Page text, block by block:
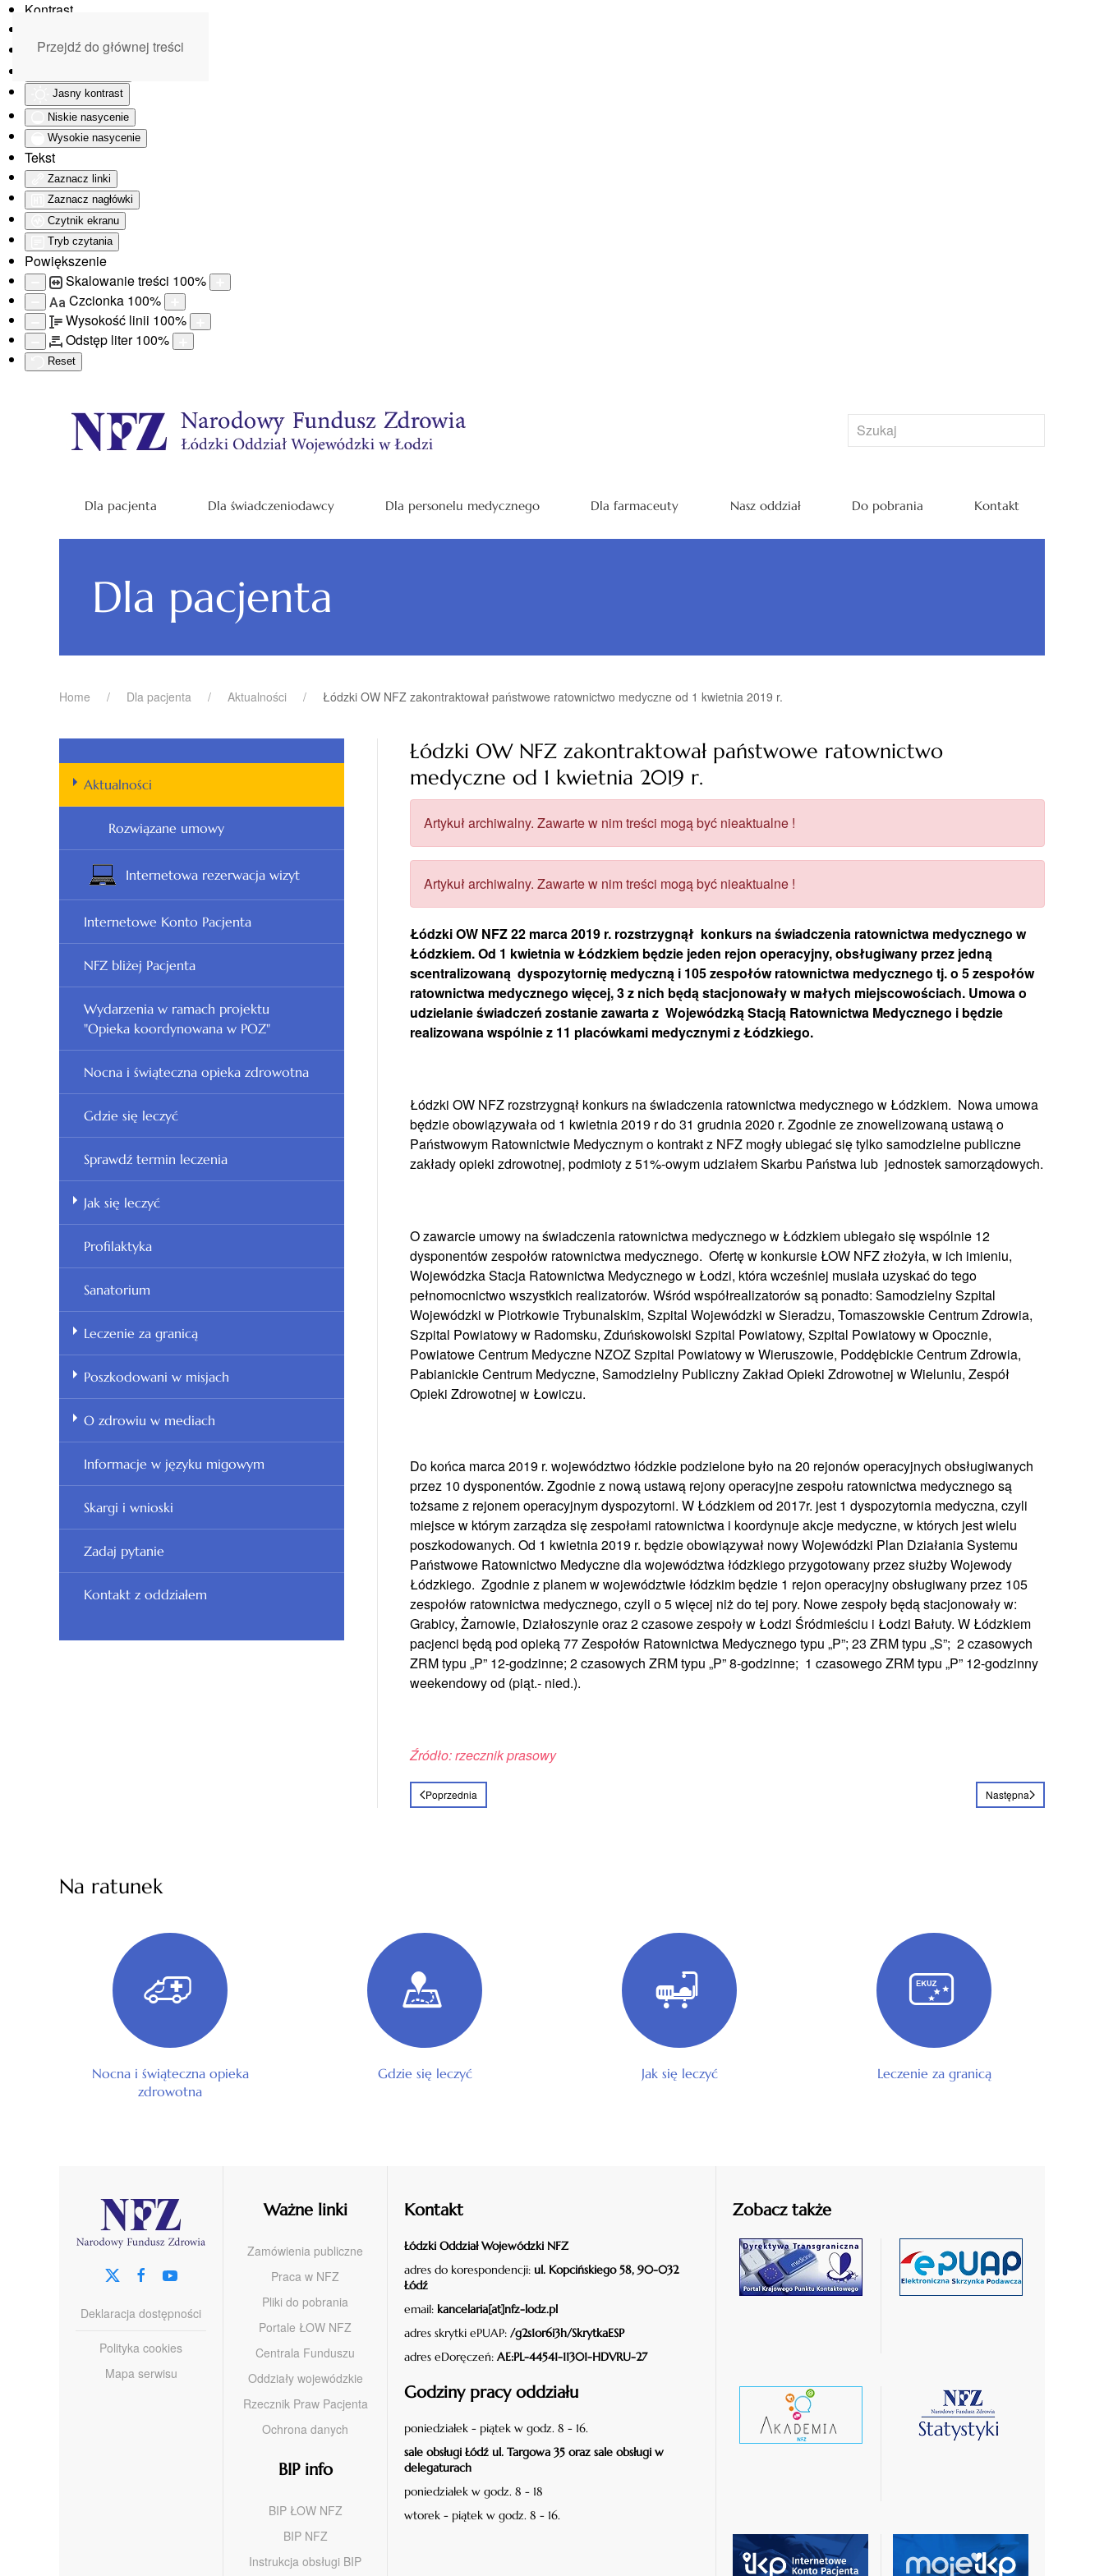
Kontrast
Monochromatyczny
Jasny kontrast
Niskie nasycenie
Wysokie nasycenie
Tekst
Zaznacz linki
Zaznacz nagłówki
Czytnik ekranu
Tryb czytania
Powiększenie
Skalowanie treści 100%
Aa Czcionka 100%
Wysokość linii 100%
Odstęp liter100%
Reset
Przejdź do głównej treści
Dla pacjenta Dla świadczeniodawcy Dla personelu medycznego Dla farmaceuty Nasz oddział Do pobrania Kontakt
Dla pacjenta
Home Dla pacjenta Aktualności Łódzki OW NFZ zakontraktował państwowe ratownictwo medyczne od 1 kwietnia 2019 r.
Łódzki OW NFZ zakontraktował państwowe ratownictwo
medyczne od 1 kwietnia 2019 r.
Artykuł archiwalny. Zawarte w nim treści mogą być nieaktualne !
Artykuł archiwalny. Zawarte w nim treści mogą być nieaktualne !
Łódzki OW NFZ 22 marca 2019 r. rozstrzygnął konkurs na świadczenia ratownictwa medycznego w
Łódzkiem. Od 1 kwietnia w Łódzkiem będzie jeden rejon operacyjny, obsługiwany przez jedną
scentralizowaną dyspozytornię medyczną i 105 zespołów ratownictwa medycznego tj. o 5 zespołów
ratownictwa medycznego więcej, 3 z nich będą stacjonowały w małych miejscowościach. Umowa o
udzielanie świadczeń zostanie zawarta z Wojewódzką Stacją Ratownictwa Medycznego i będzie
realizowana wspólnie z 11 placówkami medycznymi z Łódzkiego.
Łódzki OW NFZ rozstrzygnął konkurs na świadczenia ratownictwa medycznego w Łódzkiem. Nowa umowa
będzie obowiązywała od 1 kwietnia 2019 r do 31 grudnia 2020 r. Zgodnie ze znowelizowaną ustawą o
Państwowym Ratownictwie Medycznym o kontrakt z NFZ mogły ubiegać się tylko samodzielne publiczne
zakłady opieki zdrowotnej, podmioty z 51%-owym udziałem Skarbu Państwa lub jednostek samorządowych.
O zawarcie umowy na świadczenia ratownictwa medycznego w Łódzkiem ubiegało się wspólnie 12
dysponentów zespołów ratownictwa medycznego. Ofertę w konkursie ŁOW NFZ złożyła, w ich imieniu,
Wojewódzka Stacja Ratownictwa Medycznego w Łodzi, która wcześniej musiała uzyskać do tego
pełnomocnictwo wszystkich realizatorów. Wśród współrealizatorów są ponadto: Samodzielny Szpital
Wojewódzki w Piotrkowie Trybunalskim, Szpital Wojewódzki w Sieradzu, ​Tomaszowskie Centrum Zdrowia,
Szpital Powiatowy w Radomsku, Zduńskowolski Szpital Powiatowy, Szpital Powiatowy w Opocznie,
Powiatowe Centrum Medyczne NZOZ Szpital Powiatowy w Wieruszowie, Poddębickie Centrum Zdrowia,
Pabianickie Centrum Medyczne, Samodzielny Publiczny Zakład Opieki Zdrowotnej w Wieluniu, Zespół
Opieki Zdrowotnej w Łowiczu.
Do końca marca 2019 r. województwo łódzkie podzielone było na 20 rejonów operacyjnych obsługiwanych
przez 10 dysponentów. Zgodnie z nową ustawą rejony operacyjne zespołu ratownictwa medycznego są
tożsame z rejonem operacyjnym dyspozytorni. W Łódzkiem od 2017r. jest 1 dyspozytornia medyczna, czyli
miejsce w którym zarządza się zespołami ratownictwa i koordynuje akcje medyczne, w których jest wielu
poszkodowanych. Od 1 kwietnia 2019 r. będzie obowiązywał nowy Wojewódzki Plan Działania Systemu
Państwowe Ratownictwo Medyczne dla województwa łódzkiego przygotowany przez służby Wojewody
Łódzkiego. Zgodnie z planem w województwie łódzkim będzie 1 rejon operacyjny obsługiwany przez 105
zespołów ratownictwa medycznego, czyli o 5 więcej niż do tej pory. Nowe zespoły będą stacjonowały w:
Grabicy, Żarnowie, Działoszynie oraz 2 czasowe zespoły w Łodzi Śródmieściu i Łodzi Bałuty. W Łódzkiem
pacjenci będą pod opieką 77 Zespołów Ratownictwa Medycznego typu „P”; 23 ZRM typu „S”; 2 czasowych
ZRM typu „P” 12-godzinne; 2 czasowych ZRM typu „P” 8-godzinne; 1 czasowego ZRM typu „P” 12-godzinny
weekendowy od (piąt.- nied.).
Źródło: rzecznik prasowy
Poprzednia Następna
Aktualności
Rozwiązane umowy
Internetowa rezerwacja wizyt
Internetowe Konto Pacjenta
NFZ bliżej Pacjenta
Wydarzenia w ramach projektu
"Opieka koordynowana w POZ"
Nocna i świąteczna opieka zdrowotna
Gdzie się leczyć
Sprawdź termin leczenia
Jak się leczyć
Profilaktyka
Sanatorium
Leczenie za granicą
Poszkodowani w misjach
O zdrowiu w mediach
Informacje w języku migowym
Skargi i wnioski
Zadaj pytanie
Kontakt z oddziałem
Na ratunek
Nocna i świąteczna opieka
zdrowotna
Gdzie się leczyć Jak się leczyć Leczenie za granicą
Deklaracja dostępności
Polityka cookies
Mapa serwisu
Ważne linki
Zamówienia publiczne
Praca w NFZ
Pliki do pobrania
Portale ŁOW NFZ
Centrala Funduszu
Oddziały wojewódzkie
Rzecznik Praw Pacjenta
Ochrona danych
BIP info
BIP ŁOW NFZ
BIP NFZ
Instrukcja obsługi BIP
Kontakt
Łódzki Oddział Wojewódzki NFZ
adres do korespondencji: ul. Kopcińskiego 58, 90-032
Łódź
email: kancelaria[at]nfz-lodz.pl
adres skrytki ePUAP: /g2s1or6i3h/SkrytkaESP
adres eDoręczeń: AE:PL-44541-11301-HDVRU-27
Godziny pracy oddziału
poniedziałek - piątek w godz. 8 - 16.
sale obsługi Łódź ul. Targowa 35 oraz sale obsługi w
delegaturach
poniedziałek w godz. 8 - 18
wtorek - piątek w godz. 8 - 16.
Zobacz także
czytaj
czytaj
czytaj
czytaj